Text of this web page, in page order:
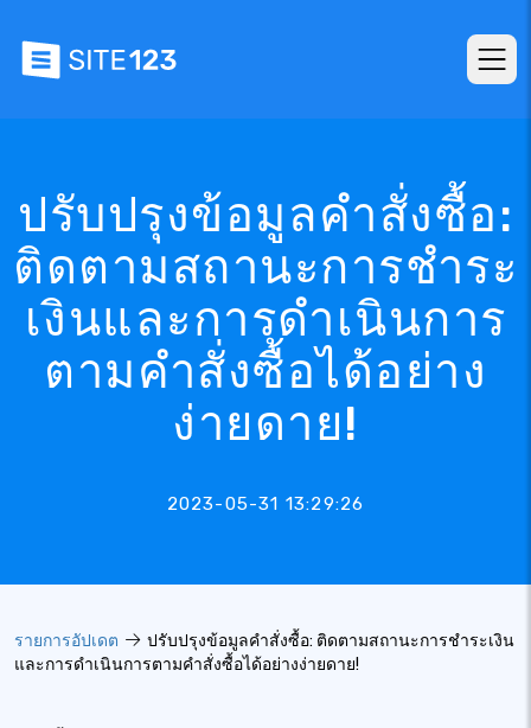
ปรับปรุงข้อมูลคำสั่งซื้อ:
ติดตามสถานะการชำระ
เงินและการดำเนินการ
ตามคำสั่งซื้อได้อย่าง
ง่ายดาย!
2023-05-31 13:29:26
รายการอัปเดต
ปรับปรุงข้อมูลคำสั่งซื้อ: ติดตามสถานะการชำระเงิน
และการดำเนินการตามคำสั่งซื้อได้อย่างง่ายดาย!